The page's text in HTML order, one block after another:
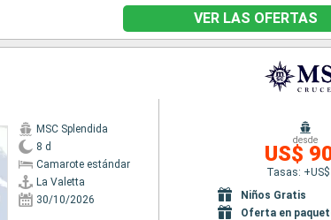
VER LAS OFERTAS
MSC Splendida
8 d
Camarote estándar
La Valetta
30/10/2026
desde
US$
Tasas:
Niños Gratis
Oferta en